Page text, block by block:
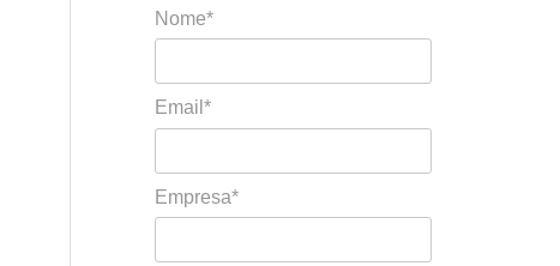
Nome*
Email*
Empresa*